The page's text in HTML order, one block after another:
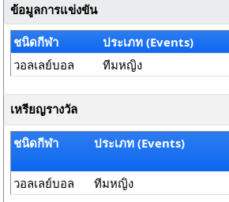
ข้อมูลการแข่งขัน
ชนิดกีฬา
ประเภท (Events)
วอลเลย์บอล
ทีมหญิง
เหรียญรางวัล
ชนิดกีฬา ประเภท (Events)
วอลเลย์บอล ทีมหญิง